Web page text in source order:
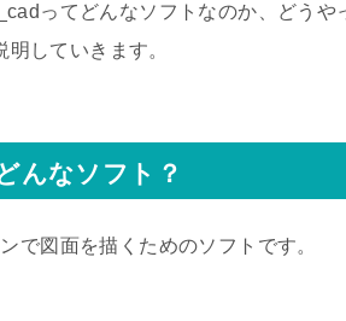
ってどんなソフトなのか、どう
していきます。
んなソフト？
で図面を描くためのソフトです。